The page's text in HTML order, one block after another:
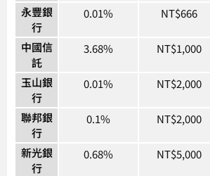
永豐銀
行
0.01% NT$666
中國信
託
3.68% NT$1,000
玉山銀
行
0.01% NT$2,000
聯邦銀
行
0.1% NT$2,000
新光銀
行
0.68% NT$5,000